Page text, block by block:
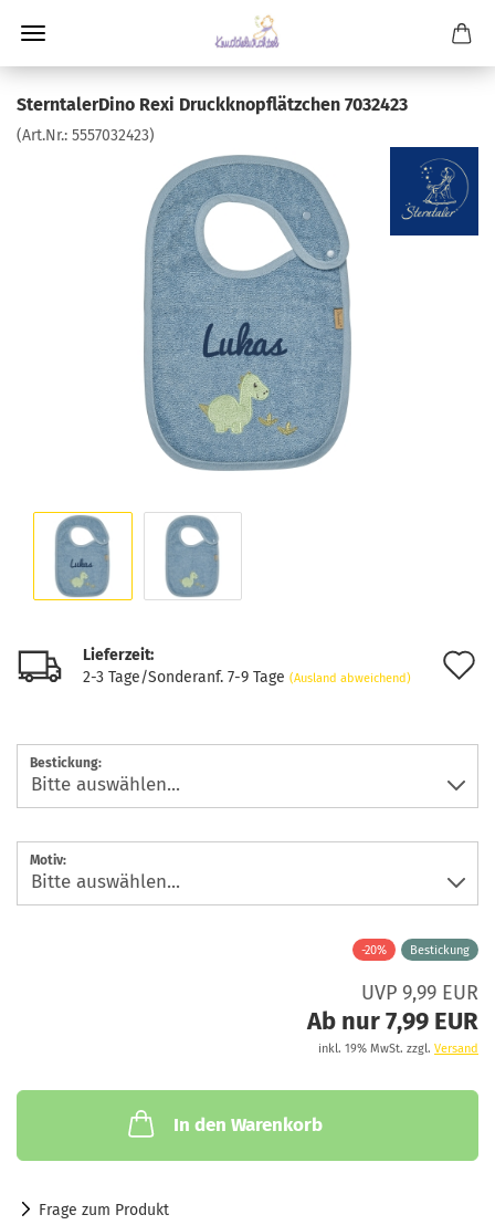
SterntalerDino Rexi Druckknopflätzchen 7032423
(Art.Nr.: 5557032423)
Lieferzeit:
2-3 Tage/Sonderanf. 7-9 Tage (Ausland abweichend)
Bestickung:
Motiv:
-20% Bestickung
UVP 9,99 EUR
Ab nur 7,99 EUR
inkl. 19% MwSt. zzgl. Versand
In den Warenkorb
Frage zum Produkt